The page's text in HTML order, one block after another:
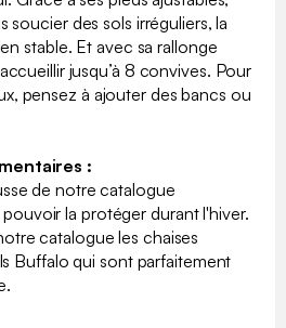
soucier des sols irréguliers, la
stable. Et avec sa rallonge
jusqu’à 8 convives. Pour
pensez à ajouter des bancs ou
:
de notre catalogue
la protéger durant l'hiver.
catalogue les chaises
Buffalo qui sont parfaitement